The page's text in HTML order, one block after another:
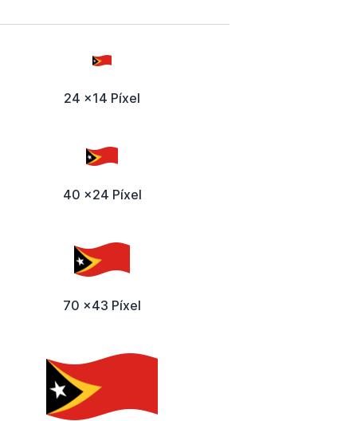
24 x14 Píxel
40 x24 Píxel
70 x43 Píxel